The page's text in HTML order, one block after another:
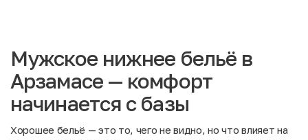
Мужское нижнее бельё в
Арзамасе — комфорт
начинается с базы
Хорошее бельё — это то, чего не видно, но что влияет на